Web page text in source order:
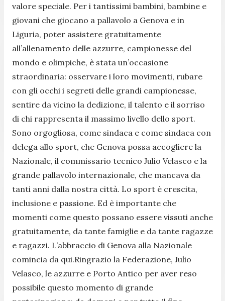
valore speciale. Per i tantissimi bambini, bambine e
giovani che giocano a pallavolo a Genova e in
Liguria, poter assistere gratuitamente
all’allenamento delle azzurre, campionesse del
mondo e olimpiche, è stata un’occasione
straordinaria: osservare i loro movimenti, rubare
con gli occhi i segreti delle grandi campionesse,
sentire da vicino la dedizione, il talento e il sorriso
di chi rappresenta il massimo livello dello sport.
Sono orgogliosa, come sindaca e come sindaca con
delega allo sport, che Genova possa accogliere la
Nazionale, il commissario tecnico Julio Velasco e la
grande pallavolo internazionale, che mancava da
tanti anni dalla nostra città. Lo sport è crescita,
inclusione e passione. Ed è importante che
momenti come questo possano essere vissuti anche
gratuitamente, da tante famiglie e da tante ragazze
e ragazzi. L’abbraccio di Genova alla Nazionale
comincia da qui.Ringrazio la Federazione, Julio
Velasco, le azzurre e Porto Antico per aver reso
possibile questo momento di grande